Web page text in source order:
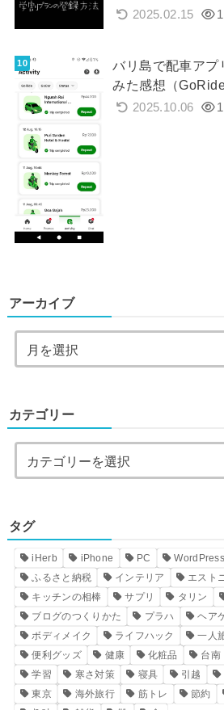
2025.02.15
バリ島で配車アプ
みた感想（
2025.10.06
アーカイブ
カテゴリー
タグ
iHerb iPhone PC WordPress
ふるさと納税
インテリア エスト
キッチンの相棒
サプリ タリン
ブログのつくりかた
プラハ ヘア
ボディメイク
ライフハック 一人
便利グッズ
健康 化粧品 台南
学習
寒さ対策 寝具 引越
東京
海外旅行 筋トレ 節約